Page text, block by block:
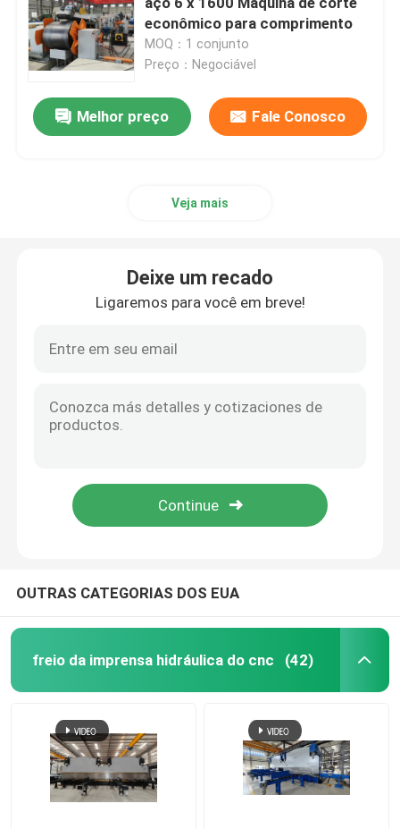
Freio em tandem da imprensa do CNC
Máquina de pólo claro
Highmast e máquina de soldadura monopole da
máquina de corte hidráulica
CNC máquina de corte plasma
Polo que endireita a máquina
Bobina de aço que corta a linha
econômico para comprimento
MOQ：1 conjunto
Preço：Negociável
Melhor preço Fale Conosco
Veja mais
Deixe um recado
Ligaremos para você em breve!
OUTRAS CATEGORIAS DOS EUA
freio da imprensa hidráulica do cnc (42)